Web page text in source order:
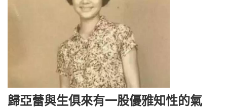
歸亞蕾與生俱來有一股優雅知性的氣